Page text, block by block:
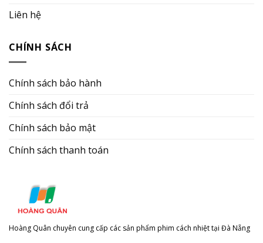
Liên hệ
CHÍNH SÁCH
Chính sách bảo hành
Chính sách đổi trả
Chính sách bảo mật
Chính sách thanh toán
Hoàng Quân chuyên cung cấp các sản phẩm phim cách nhiệt tại Đà Nẵng